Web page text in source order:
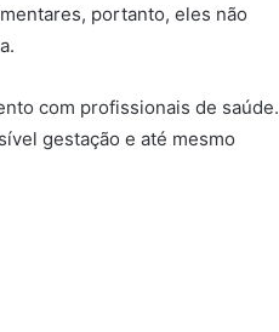
portanto, eles não
com profissionais de saúde.
gestação e até mesmo